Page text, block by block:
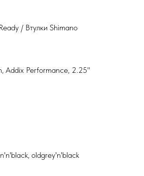
/ Втулки Shimano
Addix Performance, 2.25"
oldgrey'n'black